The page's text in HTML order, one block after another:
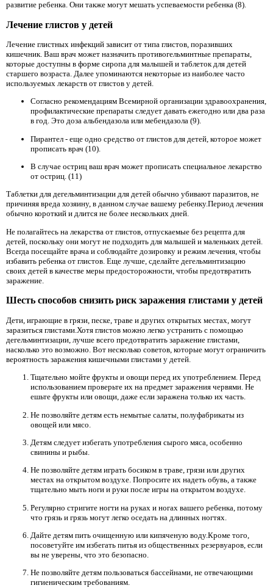
развитие ребенка. Они также могут мешать успеваемости ребенка (8).
Лечение глистов у детей
Лечение глистных инфекций зависит от типа глистов, поразивших
кишечник. Ваш врач может назначить противогельминтные препараты,
которые доступны в форме сиропа для малышей и таблеток для детей
старшего возраста. Далее упоминаются некоторые из наиболее часто
используемых лекарств от глистов у детей.
Согласно рекомендациям Всемирной организации здравоохранения,
профилактические препараты следует давать ежегодно или два раза
в год. Это доза альбендазола или мебендазола (9).
Пирантел - еще одно средство от глистов для детей, которое может
прописать врач (10).
В случае остриц ваш врач может прописать специальное лекарство
от остриц. (11)
Таблетки для дегельминтизации для детей обычно убивают паразитов, не
причиняя вреда хозяину, в данном случае вашему ребенку.Период лечения
обычно короткий и длится не более нескольких дней.
Не полагайтесь на лекарства от глистов, отпускаемые без рецепта для
детей, поскольку они могут не подходить для малышей и маленьких детей.
Всегда посещайте врача и соблюдайте дозировку и режим лечения, чтобы
избавить ребенка от глистов. Еще лучше, сделайте дегельминтизацию
своих детей в качестве меры предосторожности, чтобы предотвратить
заражение.
Шесть способов снизить риск заражения глистами у детей
Дети, играющие в грязи, песке, траве и других открытых местах, могут
заразиться глистами.Хотя глистов можно легко устранить с помощью
дегельминтизации, лучше всего предотвратить заражение глистами,
насколько это возможно. Вот несколько советов, которые могут ограничить
вероятность заражения кишечными глистами у детей.
Тщательно мойте фрукты и овощи перед их употреблением. Перед
использованием проверьте их на предмет заражения червями. Не
ешьте фрукты или овощи, даже если заражена только их часть.
Не позволяйте детям есть немытые салаты, полуфабрикаты из
овощей или мясо.
Детям следует избегать употребления сырого мяса, особенно
свинины и рыбы.
Не позволяйте детям играть босиком в траве, грязи или других
местах на открытом воздухе. Попросите их надеть обувь, а также
тщательно мыть ноги и руки после игры на открытом воздухе.
Регулярно стригите ногти на руках и ногах вашего ребенка, потому
что грязь и грязь могут легко оседать на длинных ногтях.
Дайте детям пить очищенную или кипяченую воду.Кроме того,
посоветуйте им избегать питья из общественных резервуаров, если
вы не уверены, что это безопасно.
Не позволяйте детям пользоваться бассейнами, не отвечающими
гигиеническим требованиям.